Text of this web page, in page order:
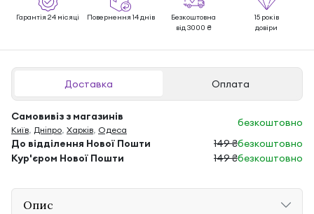
Гарантія 24 місяці Повернення 14 днів
Безкоштовна
від 3000 ₴
15 років
довіри
Доставка Оплата
Самовивіз з магазинів
Київ, Дніпро, Харків, Одеса
безкоштовно
До відділення Нової Пошти
149 ₴безкоштовно
Кур'єром Нової Пошти
149 ₴безкоштовно
Опис